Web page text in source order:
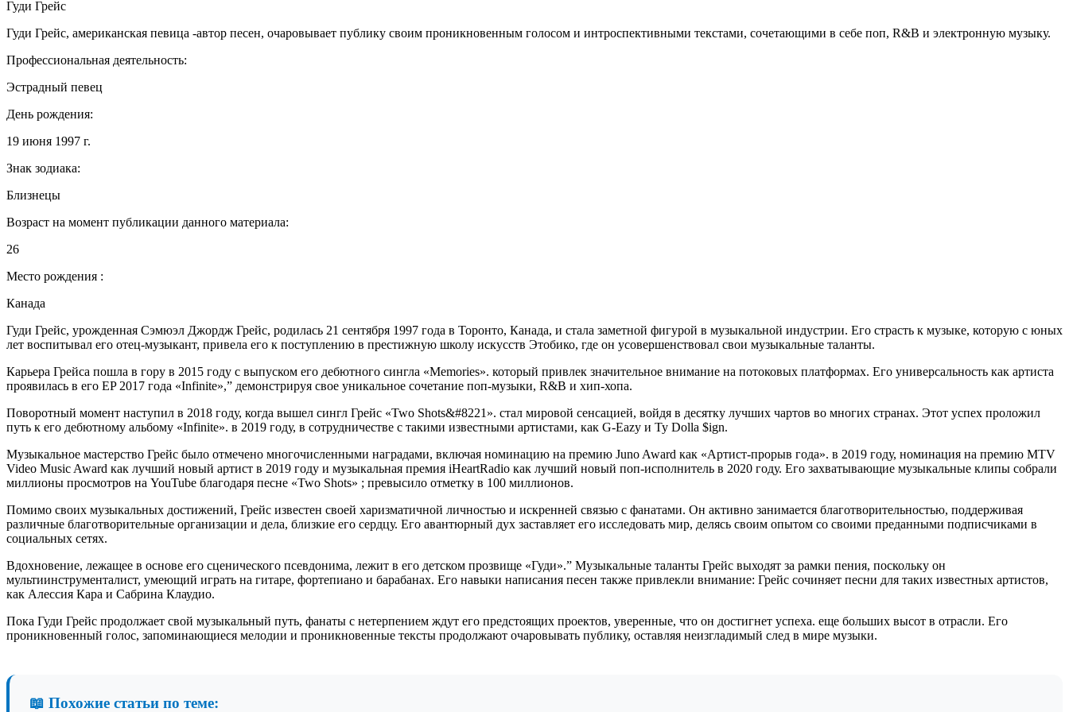
Гуди Грейс
Гуди Грейс, американская певица -автор песен, очаровывает публику своим проникновенным голосом и интроспективными текстами, сочетающими в себе поп, R&B и электронную музыку.
Профессиональная деятельность:
Эстрадный певец
День рождения:
19 июня 1997 г.
Знак зодиака:
Близнецы
Возраст на момент публикации данного материала:
26
Место рождения :
Канада
Гуди Грейс, урожденная Сэмюэл Джордж Грейс, родилась 21 сентября 1997 года в Торонто, Канада, и стала заметной фигурой в музыкальной индустрии. Его страсть к музыке, которую с юных
лет воспитывал его отец-музыкант, привела его к поступлению в престижную школу искусств Этобико, где он усовершенствовал свои музыкальные таланты.
Карьера Грейса пошла в гору в 2015 году с выпуском его дебютного сингла «Memories». который привлек значительное внимание на потоковых платформах. Его универсальность как артиста
проявилась в его EP 2017 года «Infinite»,” демонстрируя свое уникальное сочетание поп-музыки, R&B и хип-хопа.
Поворотный момент наступил в 2018 году, когда вышел сингл Грейс «Two Shots&#8221». стал мировой сенсацией, войдя в десятку лучших чартов во многих странах. Этот успех проложил
путь к его дебютному альбому «Infinite». в 2019 году, в сотрудничестве с такими известными артистами, как G-Eazy и Ty Dolla $ign.
Музыкальное мастерство Грейс было отмечено многочисленными наградами, включая номинацию на премию Juno Award как «Артист-прорыв года». в 2019 году, номинация на премию MTV
Video Music Award как лучший новый артист в 2019 году и музыкальная премия iHeartRadio как лучший новый поп-исполнитель в 2020 году. Его захватывающие музыкальные клипы собрали
миллионы просмотров на YouTube благодаря песне «Two Shots» ; превысило отметку в 100 миллионов.
Помимо своих музыкальных достижений, Грейс известен своей харизматичной личностью и искренней связью с фанатами. Он активно занимается благотворительностью, поддерживая
различные благотворительные организации и дела, близкие его сердцу. Его авантюрный дух заставляет его исследовать мир, делясь своим опытом со своими преданными подписчиками в
социальных сетях.
Вдохновение, лежащее в основе его сценического псевдонима, лежит в его детском прозвище «Гуди».” Музыкальные таланты Грейс выходят за рамки пения, поскольку он
мультиинструменталист, умеющий играть на гитаре, фортепиано и барабанах. Его навыки написания песен также привлекли внимание: Грейс сочиняет песни для таких известных артистов,
как Алессия Кара и Сабрина Клаудио.
Пока Гуди Грейс продолжает свой музыкальный путь, фанаты с нетерпением ждут его предстоящих проектов, уверенные, что он достигнет успеха. еще больших высот в отрасли. Его
проникновенный голос, запоминающиеся мелодии и проникновенные тексты продолжают очаровывать публику, оставляя неизгладимый след в мире музыки.
📖 Похожие статьи по теме: